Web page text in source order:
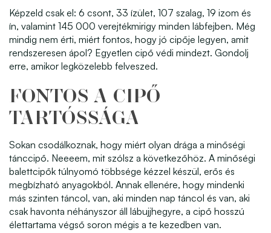
Képzeld csak el: 6 csont, 33 ízület, 107 szalag, 19 izom és
ín, valamint 145 000 verejtékmirigy minden lábfejben. Még
mindig nem érti, miért fontos, hogy jó cipője legyen, amit
rendszeresen ápol? Egyetlen cipő védi mindezt. Gondolj
erre, amikor legközelebb felveszed.
FONTOS A CIPŐ
TARTÓSSÁGA
Sokan csodálkoznak, hogy miért olyan drága a minőségi
tánccipő. Neeeem, mit szólsz a következőhöz. A minőségi
balettcipők túlnyomó többsége kézzel készül, erős és
megbízható anyagokból. Annak ellenére, hogy mindenki
más szinten táncol, van, aki minden nap táncol és van, aki
csak havonta néhányszor áll lábujjhegyre, a cipő hosszú
élettartama végső soron mégis a te kezedben van.